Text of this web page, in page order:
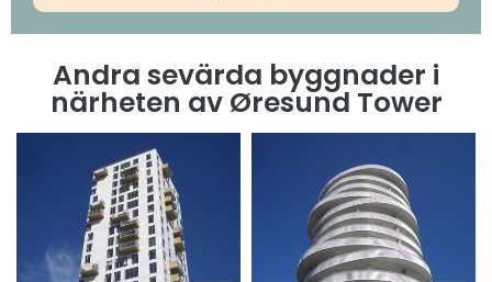
Andra sevärda byggnader i
närheten av Øresund Tower